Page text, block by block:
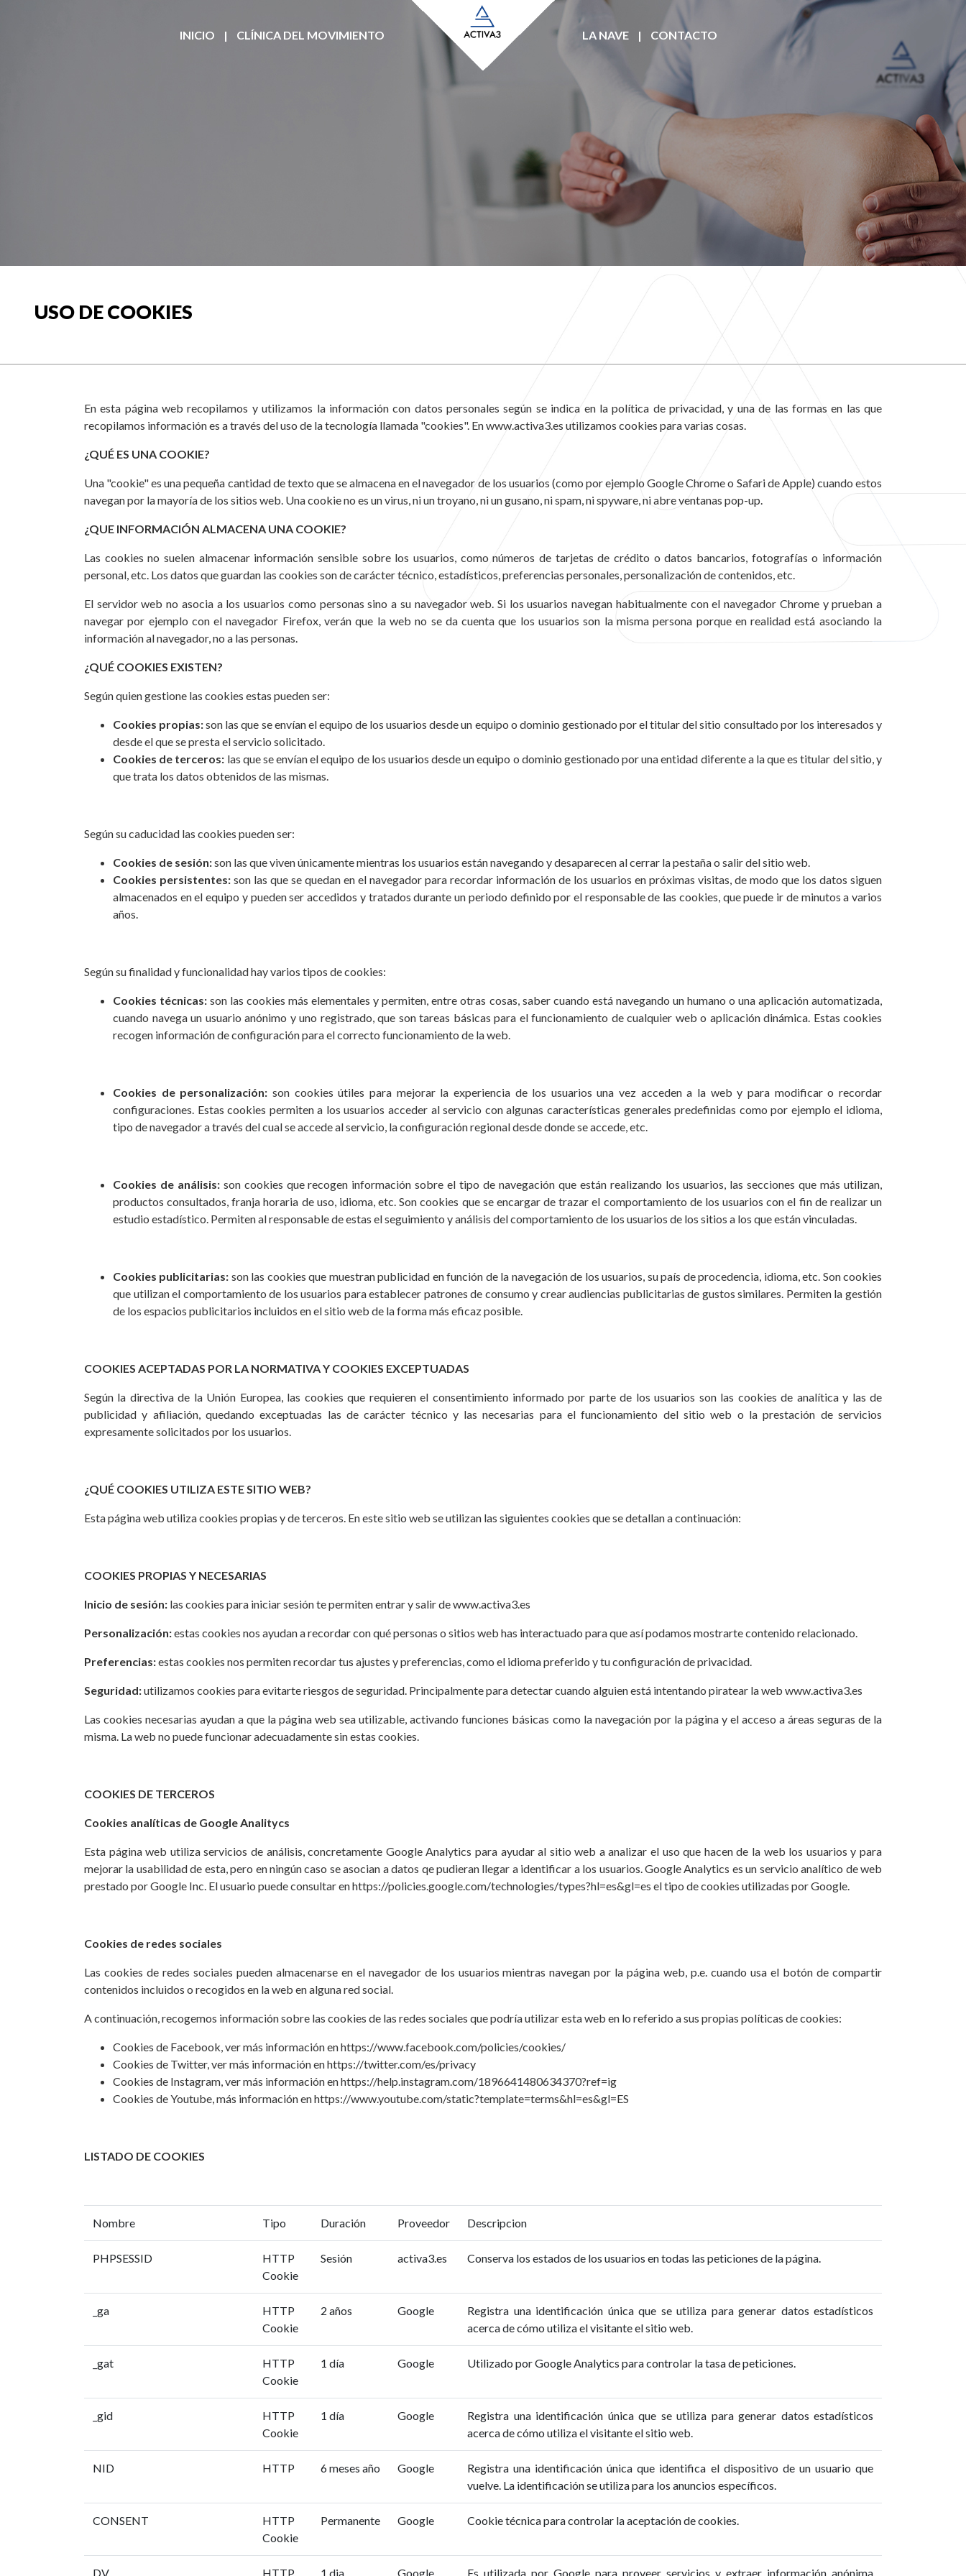
INICIO | CLÍNICA DEL MOVIMIENTO LA NAVE| CONTACTO
USO DE COOKIES
En esta página web recopilamos y utilizamos la información con datos personales según se indica en la política de privacidad, y una de las formas en las que
recopilamos información es a través del uso de la tecnología llamada "cookies". En www.activa3.es utilizamos cookies para varias cosas.
¿QUÉ ES UNA COOKIE?
Una "cookie" es una pequeña cantidad de texto que se almacena en el navegador de los usuarios (como por ejemplo Google Chrome o Safari de Apple) cuando estos
navegan por la mayoría de los sitios web. Una cookie no es un virus, ni un troyano, ni un gusano, ni spam, ni spyware, ni abre ventanas pop-up.
¿QUE INFORMACIÓN ALMACENA UNA COOKIE?
Las cookies no suelen almacenar información sensible sobre los usuarios, como números de tarjetas de crédito o datos bancarios, fotografías o información
personal, etc. Los datos que guardan las cookies son de carácter técnico, estadísticos, preferencias personales, personalización de contenidos, etc.
El servidor web no asocia a los usuarios como personas sino a su navegador web. Si los usuarios navegan habitualmente con el navegador Chrome y prueban a
navegar por ejemplo con el navegador Firefox, verán que la web no se da cuenta que los usuarios son la misma persona porque en realidad está asociando la
información al navegador, no a las personas.
¿QUÉ COOKIES EXISTEN?
Según quien gestione las cookies estas pueden ser:
Cookies propias:son las que se envían el equipo de los usuarios desde un equipo o dominio gestionado por el titular del sitio consultado por los interesados y
desde el que se presta el servicio solicitado.
Cookies de terceros: las que se envían el equipo de los usuarios desde un equipo o dominio gestionado por una entidad diferente a la que es titular del sitio, y
que trata los datos obtenidos de las mismas.
Según su caducidad las cookies pueden ser:
Cookies de sesión:son las que viven únicamente mientras los usuarios están navegando y desaparecen al cerrar la pestaña o salir del sitio web.
Cookies persistentes: son las que se quedan en el navegador para recordar información de los usuarios en próximas visitas, de modo que los datos siguen
almacenados en el equipo y pueden ser accedidos y tratados durante un periodo definido por el responsable de las cookies, que puede ir de minutos a varios
años.
Según su finalidad y funcionalidad hay varios tipos de cookies:
Cookies técnicas: son las cookies más elementales y permiten, entre otras cosas, saber cuando está navegando un humano o una aplicación automatizada,
cuando navega un usuario anónimo y uno registrado, que son tareas básicas para el funcionamiento de cualquier web o aplicación dinámica. Estas cookies
recogen información de configuración para el correcto funcionamiento de la web.
Cookies de personalización: son cookies útiles para mejorar la experiencia de los usuarios una vez acceden a la web y para modificar o recordar
configuraciones. Estas cookies permiten a los usuarios acceder al servicio con algunas características generales predefinidas como por ejemplo el idioma,
tipo de navegador a través del cual se accede al servicio, la configuración regional desde donde se accede, etc.
Cookies de análisis:son cookies que recogen información sobre el tipo de navegación que están realizando los usuarios, las secciones que más utilizan,
productos consultados, franja horaria de uso, idioma, etc. Son cookies que se encargar de trazar el comportamiento de los usuarios con el fin de realizar un
estudio estadístico. Permiten al responsable de estas el seguimiento y análisis del comportamiento de los usuarios de los sitios a los que están vinculadas.
Cookies publicitarias: son las cookies que muestran publicidad en función de la navegación de los usuarios, su país de procedencia, idioma, etc. Son cookies
que utilizan el comportamiento de los usuarios para establecer patrones de consumo y crear audiencias publicitarias de gustos similares. Permiten la gestión
de los espacios publicitarios incluidos en el sitio web de la forma más eficaz posible.
COOKIES ACEPTADAS POR LA NORMATIVA Y COOKIES EXCEPTUADAS
Según la directiva de la Unión Europea, las cookies que requieren el consentimiento informado por parte de los usuarios son las cookies de analítica y las de
publicidad y afiliación, quedando exceptuadas las de carácter técnico y las necesarias para el funcionamiento del sitio web o la prestación de servicios
expresamente solicitados por los usuarios.
¿QUÉ COOKIES UTILIZA ESTE SITIO WEB?
Esta página web utiliza cookies propias y de terceros. En este sitio web se utilizan las siguientes cookies que se detallan a continuación:
COOKIES PROPIAS Y NECESARIAS
Inicio de sesión: las cookies para iniciar sesión te permiten entrar y salir de www.activa3.es
Personalización:estas cookies nos ayudan a recordar con qué personas o sitios web has interactuado para que así podamos mostrarte contenido relacionado.
Preferencias:estas cookies nos permiten recordar tus ajustes y preferencias, como el idioma preferido y tu configuración de privacidad.
Seguridad:utilizamos cookies para evitarte riesgos de seguridad. Principalmente para detectar cuando alguien está intentando piratear la web www.activa3.es
Las cookies necesarias ayudan a que la página web sea utilizable, activando funciones básicas como la navegación por la página y el acceso a áreas seguras de la
misma. La web no puede funcionar adecuadamente sin estas cookies.
COOKIES DE TERCEROS
Cookies analíticas de Google Analitycs
Esta página web utiliza servicios de análisis, concretamente Google Analytics para ayudar al sitio web a analizar el uso que hacen de la web los usuarios y para
mejorar la usabilidad de esta, pero en ningún caso se asocian a datos qe pudieran llegar a identificar a los usuarios. Google Analytics es un servicio analítico de web
prestado por Google Inc. El usuario puede consultar en https://policies.google.com/technologies/types?hl=es&gl=es el tipo de cookies utilizadas por Google.
Cookies de redes sociales
Las cookies de redes sociales pueden almacenarse en el navegador de los usuarios mientras navegan por la página web, p.e. cuando usa el botón de compartir
contenidos incluidos o recogidos en la web en alguna red social.
A continuación, recogemos información sobre las cookies de las redes sociales que podría utilizar esta web en lo referido a sus propias políticas de cookies:
Cookies de Facebook, ver más información en https://www.facebook.com/policies/cookies/
Cookies de Twitter, ver más información en https://twitter.com/es/privacy
Cookies de Instagram, ver más información en https://help.instagram.com/1896641480634370?ref=ig
Cookies de Youtube, más información en https://www.youtube.com/static?template=terms&hl=es&gl=ES
LISTADO DE COOKIES
Nombre Tipo Duración Proveedor Descripcion
PHPSESSID
HTTP
Cookie
Sesión activa3.es Conserva los estados de los usuarios en todas las peticiones de la página.
_ga
HTTP
Cookie
2 años Google
Registra una identificación única que se utiliza para generar datos estadísticos
acerca de cómo utiliza el visitante el sitio web.
_gat
HTTP
Cookie
1 día Google Utilizado por Google Analytics para controlar la tasa de peticiones.
_gid
HTTP
Cookie
1 día Google
Registra una identificación única que se utiliza para generar datos estadísticos
acerca de cómo utiliza el visitante el sitio web.
NID HTTP 6 meses año Google
Registra una identificación única que identifica el dispositivo de un usuario que
vuelve. La identificación se utiliza para los anuncios específicos.
CONSENT
HTTP
Cookie
Permanente Google Cookie técnica para controlar la aceptación de cookies.
DV HTTP 1 dia Google Es utilizada por Google para proveer servicios y extraer información anónima